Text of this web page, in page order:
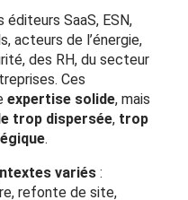
SaaS, ESN,
acteurs de l’énergie,
des RH, du secteur
Ces
expertise solide, mais
trop dispersée, trop
.
variés :
refonte de site,